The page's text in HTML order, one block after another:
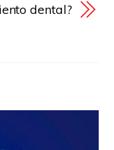
dental?